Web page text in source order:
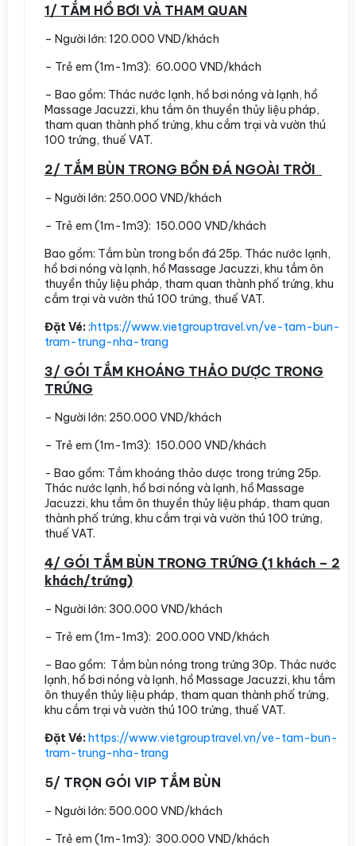
1/ TẮM HỒ BƠI VÀ THAM QUAN
– Người lớn: 120.000 VND/khách
– Trẻ em (1m-1m3): 60.000 VND/khách
– Bao gồm: Thác nước lạnh, hồ bơi nóng và lạnh, hồ
Massage Jacuzzi, khu tắm ôn thuyền thủy liệu pháp,
tham quan thành phố trứng, khu cắm trại và vườn thú
100 trứng, thuế VAT.
2/ TẮM BÙN TRONG BỒN ĐÁ NGOÀI TRỜI
– Người lớn: 250.000 VND/khách
– Trẻ em (1m-1m3): 150.000 VND/khách
Bao gồm: Tắm bùn trong bồn đá 25p. Thác nước lạnh,
hồ bơi nóng và lạnh, hồ Massage Jacuzzi, khu tắm ôn
thuyền thủy liệu pháp, tham quan thành phố trứng, khu
cắm trại và vườn thú 100 trứng, thuế VAT.
Đặt Vé: :https://www.vietgrouptravel.vn/ve-tam-bun-
tram-trung-nha-trang
3/ GÓI TẮM KHOÁNG THẢO DƯỢC TRONG
TRỨNG
– Người lớn: 250.000 VND/khách
– Trẻ em (1m-1m3): 150.000 VND/khách
- Bao gồm: Tắm khoáng thảo dược trong trứng 25p.
Thác nước lạnh, hồ bơi nóng và lạnh, hồ Massage
Jacuzzi, khu tắm ôn thuyền thủy liệu pháp, tham quan
thành phố trứng, khu cắm trại và vườn thú 100 trứng,
thuế VAT.
4/ GÓI TẮM BÙN TRONG TRỨNG (1 khách – 2
khách/trứng)
– Người lớn: 300.000 VND/khách
– Trẻ em (1m-1m3): 200.000 VND/khách
– Bao gồm: Tắm bùn nóng trong trứng 30p. Thác nước
lạnh, hồ bơi nóng và lạnh, hồ Massage Jacuzzi, khu tắm
ôn thuyền thủy liệu pháp, tham quan thành phố trứng,
khu cắm trại và vườn thú 100 trứng, thuế VAT.
Đặt Vé: https://www.vietgrouptravel.vn/ve-tam-bun-
tram-trung-nha-trang
5/ TRỌN GÓI VIP TẮM BÙN
– Người lớn: 500.000 VND/khách
– Trẻ em (1m-1m3): 300.000 VND/khách